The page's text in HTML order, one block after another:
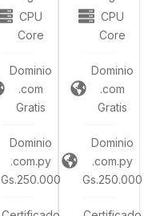
CPU
Core
Dominio
.com
Gratis
Dominio
.com.py
Gs.250.000
CPU
Core
Dominio
.com
Gratis
Dominio
.com.py
Gs.250.000